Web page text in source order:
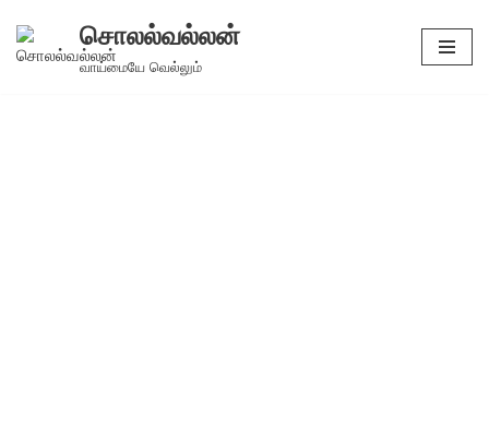
Skip
சொலல்வல்லன்
வாய்மையே வெல்லும்